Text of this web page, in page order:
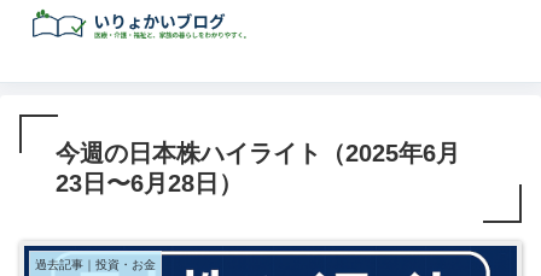
今週の日本株ハイライト（2025年6月
23日〜6月28日）
過去記事｜投資・お金